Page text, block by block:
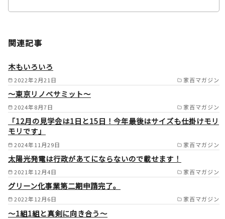
関連記事
2022年2月21日 家百マガジン
木もいろいろ
2024年8月7日 家百マガジン
～東京リノベサミット～
2024年11月29日 家百マガジン
「12月の見学会は1日と15日！今年最後はサイズも仕掛けモリ
モリです」
2021年12月4日 家百マガジン
太陽光発電は行政があてにならないので載せます！
2022年12月6日 家百マガジン
グリーン化事業第二期申請完了。
～1組1組と真剣に向き合う～